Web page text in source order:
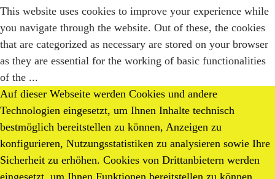
Auf dieser Webseite werden Cookies und andere
Technologien eingesetzt, um Ihnen Inhalte technisch
bestmöglich bereitstellen zu können, Anzeigen zu
konfigurieren, Nutzungsstatistiken zu analysieren sowie Ihre
Sicherheit zu erhöhen. Cookies von Drittanbietern werden
eingesetzt, um Ihnen Funktionen bereitstellen zu können.
This website uses cookies to improve your experience while
you navigate through the website. Out of these, the cookies
that are categorized as necessary are stored on your browser
as they are essential for the working of basic functionalities
of the ...
Necessary
Necessary
immer aktiv
Necessary cookies are absolutely essential for the website to
function properly. This category only includes cookies that